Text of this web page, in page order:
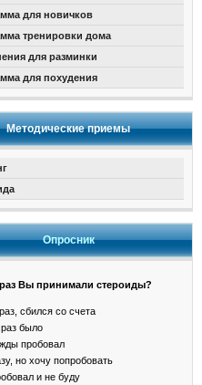
для новичков
тренировки дома
для разминки
для похудения
Методические приемы
Опросник
Вы принимали стероиды?
сбился со счета
было
пробовал
но хочу попробовать
и не буду